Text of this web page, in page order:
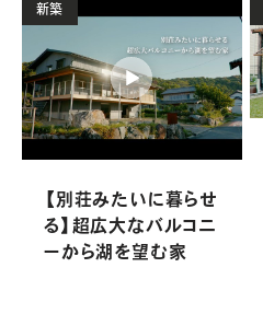
新築
【別荘みたいに暮らせ
る】超広大なバルコニ
ーから湖を望む家